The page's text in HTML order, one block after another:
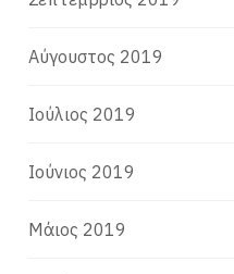
Αύγουστος 2019
Ιούλιος 2019
Ιούνιος 2019
Μάιος 2019